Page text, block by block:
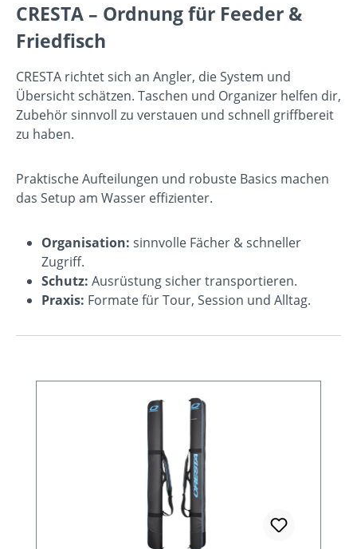
CRESTA – Ordnung für Feeder &
Friedfisch
CRESTA richtet sich an Angler, die System und
Übersicht schätzen. Taschen und Organizer helfen dir,
Zubehör sinnvoll zu verstauen und schnell griffbereit
zu haben.
Praktische Aufteilungen und robuste Basics machen
das Setup am Wasser effizienter.
Organisation: sinnvolle Fächer & schneller
Zugriff.
Schutz: Ausrüstung sicher transportieren.
Praxis: Formate für Tour, Session und Alltag.